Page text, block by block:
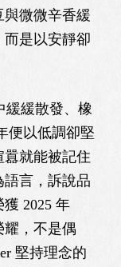
與微微辛香緩
是以安靜卻
緩散發、橡
便以低調卻堅
就能被記住
言，訴說品
2025 年
耀，不是偶
堅持理念的